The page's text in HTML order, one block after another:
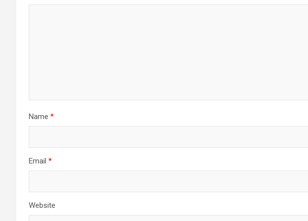
Name *
Email *
Website